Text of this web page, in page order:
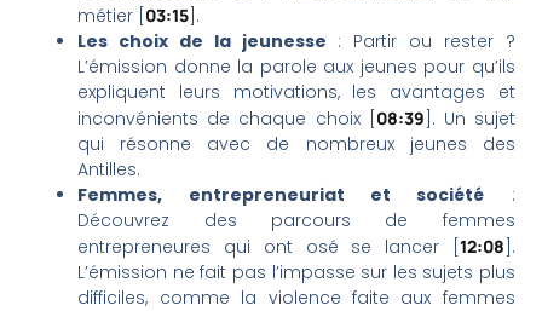
métier [ 03:15 ].
Les choix de la jeunesse : Partir ou rester ?
L’émission donne la parole aux jeunes pour qu’ils
expliquent leurs motivations, les avantages et
inconvénients de chaque choix [
08:39 ]. Un sujet
qui résonne avec de nombreux jeunes des
Antilles.
Femmes, entrepreneuriat et société :
Découvrez des parcours de femmes
entrepreneures qui ont osé se lancer [ 12:08 ].
L’émission ne fait pas l’impasse sur les sujets plus
difficiles, comme la violence faite aux femmes